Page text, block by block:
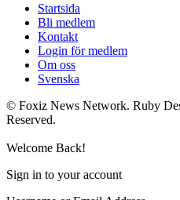
Startsida
Bli medlem
Kontakt
Login för medlem
Om oss
Svenska
© Foxiz News Network. Ruby
Reserved.
Welcome Back!
Sign in to your account